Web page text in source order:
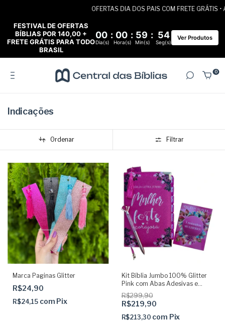
OFERTAS DIA DOS PAIS COM FRETE GRÁTIS • ATÉ 6X
FESTIVAL DE OFERTAS
BÍBLIAS POR 140,00 +
FRETE GRÁTIS PARA TODO
BRASIL
00 : 00 : 59 : 53
Dia(s) Hora(s) Min(s) Seg(s)
Ver Produtos
0
Indicações
Ordenar Filtrar
Marca Paginas Glitter
R$24,90
R$24,15 com Pix
Kit Bíblia Jumbo 100% Glitter
Pink com Abas Adesivas e
Pingente + Caneta +
Devocional + Marca
R$299,90
R$219,90
R$213,30 com Pix